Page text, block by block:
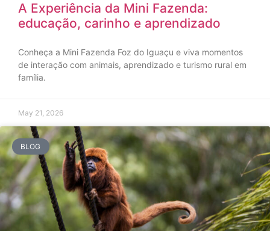
A Experiência da Mini Fazenda:
educação, carinho e aprendizado
Conheça a Mini Fazenda Foz do Iguaçu e viva momentos
de interação com animais, aprendizado e turismo rural em
família.
May 21, 2026
BLOG